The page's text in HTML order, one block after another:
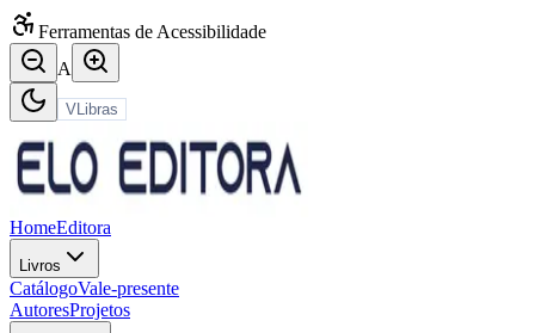
Ferramentas de Acessibilidade
A
VLibras
HomeEditora
Livros
CatálogoVale-presente
AutoresProjetos